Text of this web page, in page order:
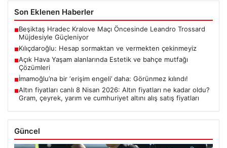
Son Eklenen Haberler
■Beşiktaş Hradec Kralove Maçı Öncesinde Leandro Trossard
Müjdesiyle Güçleniyor
■Kılıçdaroğlu: Hesap sormaktan ve vermekten çekinmeyiz
■Açık Hava Yaşam alanlarında Estetik ve bahçe mutfağı
Çözümleri
■İmamoğlu’na bir ‘erişim engeli’ daha: Görünmez kılındı!
■Altın fiyatları canlı 8 Nisan 2026: Altın fiyatları ne kadar oldu?
Gram, çeyrek, yarım ve cumhuriyet altını alış satış fiyatları
Güncel